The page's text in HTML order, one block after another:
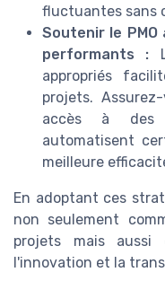
fluctuantes sans
Soutenir le
performants :
appropriés
projets.
accès à des
automatisent
meilleure
En adoptant ces
non seulement
projets mais
l'innovation et la